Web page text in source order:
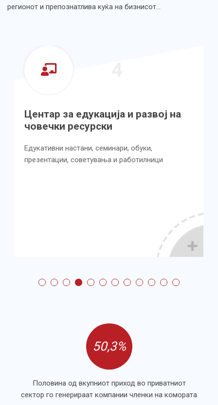
регионот и препознатлива куќа на бизнисот…
Центар за едукација и развој на
човечки ресурски
Едукативни настани, семинари, обуки,
презентации, советувања и работилници
50,3%
Половина од вкупниот приход во приватниот
сектор го генерираат компании членки на комората